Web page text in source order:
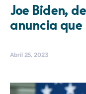
Joe Biden,
anuncia que
Abril 25, 2023